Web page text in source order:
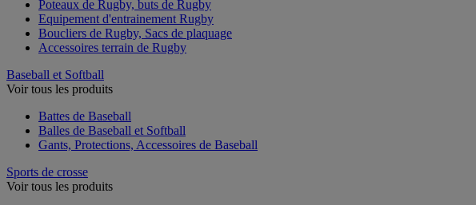
Poteaux de Rugby, buts de Rugby
Equipement d'entrainement Rugby
Boucliers de Rugby, Sacs de plaquage
Accessoires terrain de Rugby
Baseball et Softball
Voir tous les produits
Battes de Baseball
Balles de Baseball et Softball
Gants, Protections, Accessoires de Baseball
Sports de crosse
Voir tous les produits